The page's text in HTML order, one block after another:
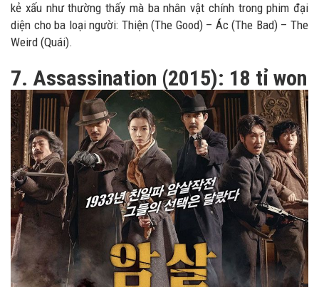
kẻ xấu như thường thấy mà ba nhân vật chính trong phim đại
diện cho ba loại người: Thiện (The Good) – Ác (The Bad) – The
Weird (Quái).
7. Assassination (2015): 18 tỉ won